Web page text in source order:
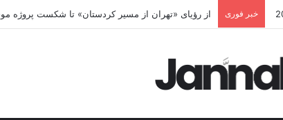
خبر فوری از رؤیای «تهران از مسیر کردستان» تا شکست پروژه